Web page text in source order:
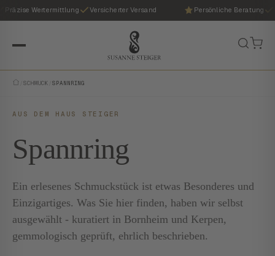
Präzise Wertermittlung Versicherter Versand Persönliche Beratung
SCHMUCK /SPANNRING
AUS DEM HAUS STEIGER
Spannring
Ein erlesenes Schmuckstück ist etwas Besonderes und
Einzigartiges. Was Sie hier finden, haben wir selbst
ausgewählt - kuratiert in Bornheim und Kerpen,
gemmologisch geprüft, ehrlich beschrieben.